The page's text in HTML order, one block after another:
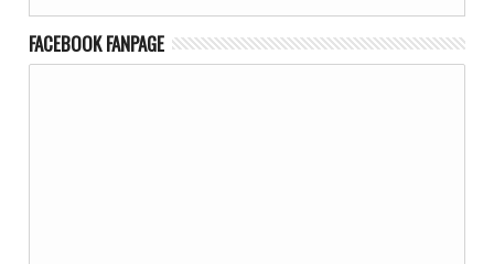
FACEBOOK FANPAGE